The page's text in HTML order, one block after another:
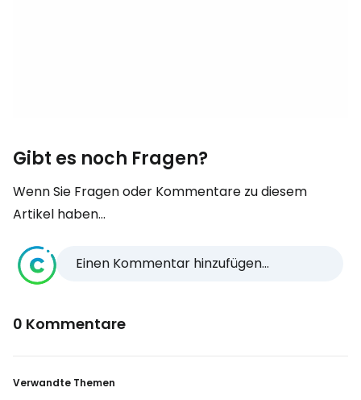
Gibt es noch Fragen?
Wenn Sie Fragen oder Kommentare zu diesem
Artikel haben...
Einen Kommentar hinzufügen...
0 Kommentare
Verwandte Themen